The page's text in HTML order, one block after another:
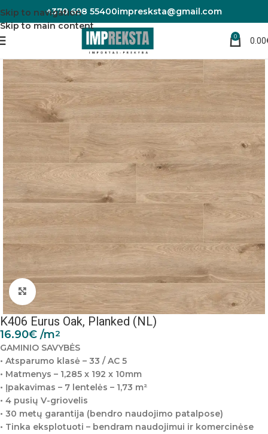
Skip to navigation
Skip to main content
+370 698 55400impresksta@gmail.com
0 0.00
Pradžia Laminuotos grindys
Padidinti nuotrauką
K406 Eurus Oak, Planked (NL)
16.90€ /m2
GAMINIO SAVYBĖS
• Atsparumo klasė – 33 / AC 5
• Matmenys – 1,285 x 192 x 10mm
• Įpakavimas – 7 lentelės – 1,73 m²
• 4 pusių V-griovelis
• 30 metų garantija (bendro naudojimo patalpose)
• Tinka eksplotuoti – bendram naudojimui ir komercinėse